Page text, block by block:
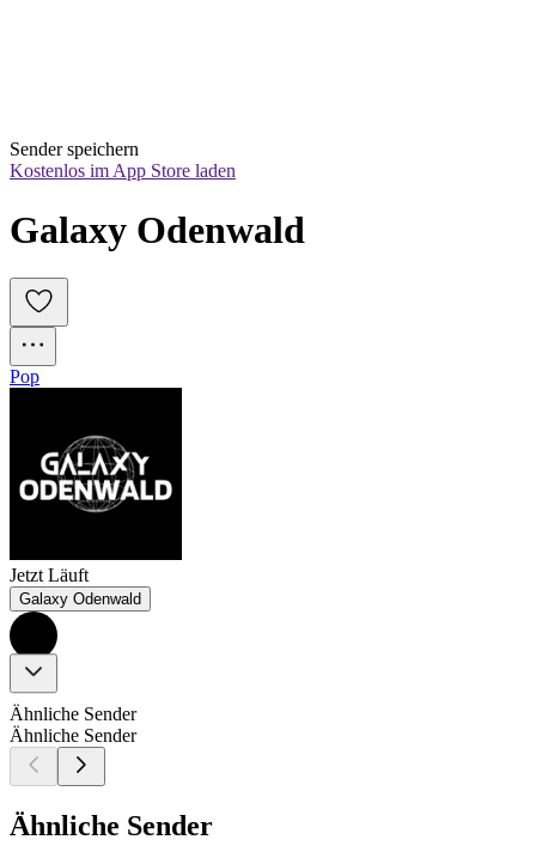
Sender speichern
Kostenlos im App Store laden
Galaxy Odenwald
Pop
Jetzt Läuft
Galaxy Odenwald
Ähnliche Sender
Ähnliche Sender
Ähnliche Sender